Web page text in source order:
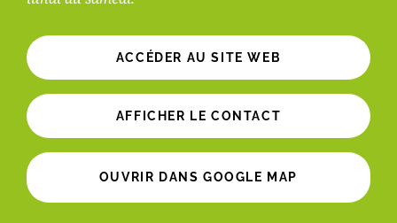
ACCÉDER AU SITE WEB
AFFICHER LE CONTACT
OUVRIR DANS GOOGLE MAP